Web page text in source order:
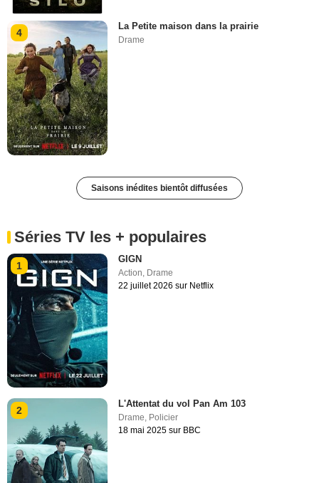
4
La Petite maison dans la prairie
Drame
Saisons inédites bientôt diffusées
Séries TV les + populaires
1
GIGN
Action Drame
22 juillet 2026 sur Netflix
2
L'Attentat du vol Pan Am 103
Drame, Policier
18 mai 2025 sur BBC